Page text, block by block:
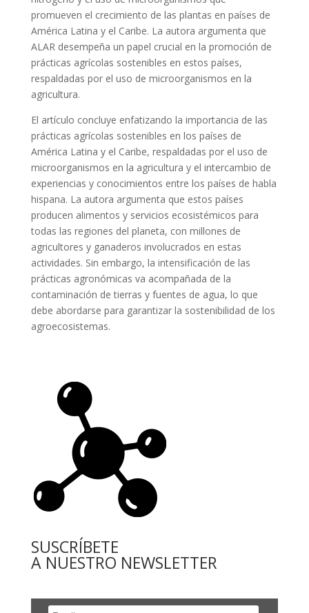
promueven el crecimiento de las plantas en países de
América Latina y el Caribe. La autora argumenta que
ALAR desempeña un papel crucial en la promoción de
prácticas agrícolas sostenibles en estos países,
respaldadas por el uso de microorganismos en la
agricultura.
El artículo concluye enfatizando la importancia de las
prácticas agrícolas sostenibles en los países de
América Latina y el Caribe, respaldadas por el uso de
microorganismos en la agricultura y el intercambio de
experiencias y conocimientos entre los países de habla
hispana. La autora argumenta que estos países
producen alimentos y servicios ecosistémicos para
todas las regiones del planeta, con millones de
agricultores y ganaderos involucrados en estas
actividades. Sin embargo, la intensificación de las
prácticas agronómicas va acompañada de la
contaminación de tierras y fuentes de agua, lo que
debe abordarse para garantizar la sostenibilidad de los
agroecosistemas.
SUSCRÍBETE
A NUESTRO NEWSLETTER